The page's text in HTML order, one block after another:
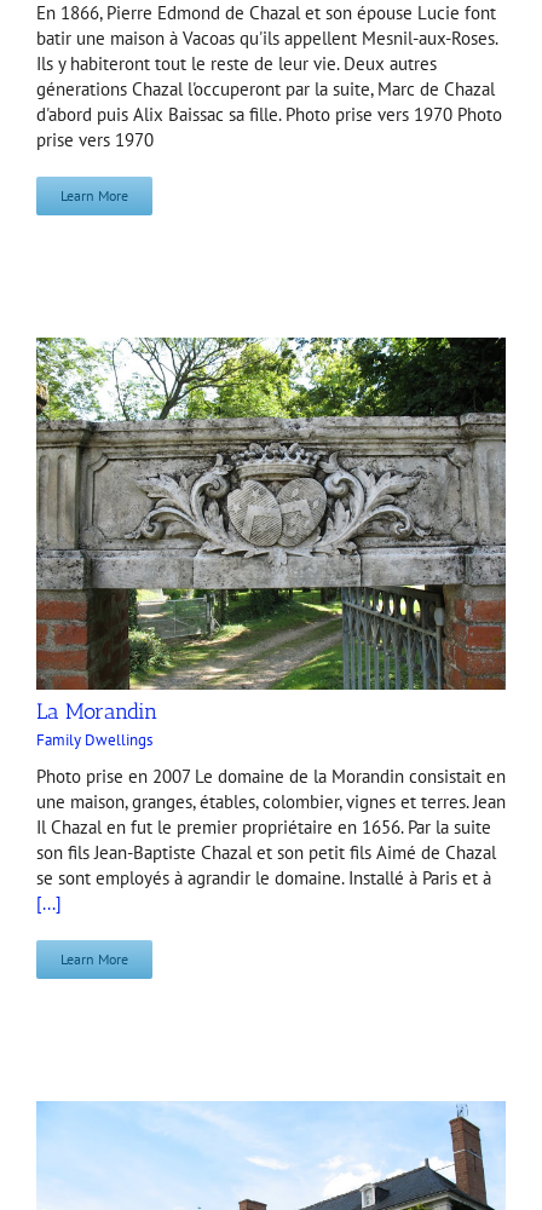
En 1866, Pierre Edmond de Chazal et son épouse Lucie font
batir une maison à Vacoas qu'ils appellent Mesnil-aux-Roses.
Ils y habiteront tout le reste de leur vie. Deux autres
génerations Chazal l'occuperont par la suite, Marc de Chazal
d'abord puis Alix Baissac sa fille. Photo prise vers 1970 Photo
prise vers 1970
Learn More
La Morandin
Family Dwellings
Photo prise en 2007 Le domaine de la Morandin consistait en
une maison, granges, étables, colombier, vignes et terres. Jean
Il Chazal en fut le premier propriétaire en 1656. Par la suite
son fils Jean-Baptiste Chazal et son petit fils Aimé de Chazal
se sont employés à agrandir le domaine. Installé à Paris et à
[...]
Learn More